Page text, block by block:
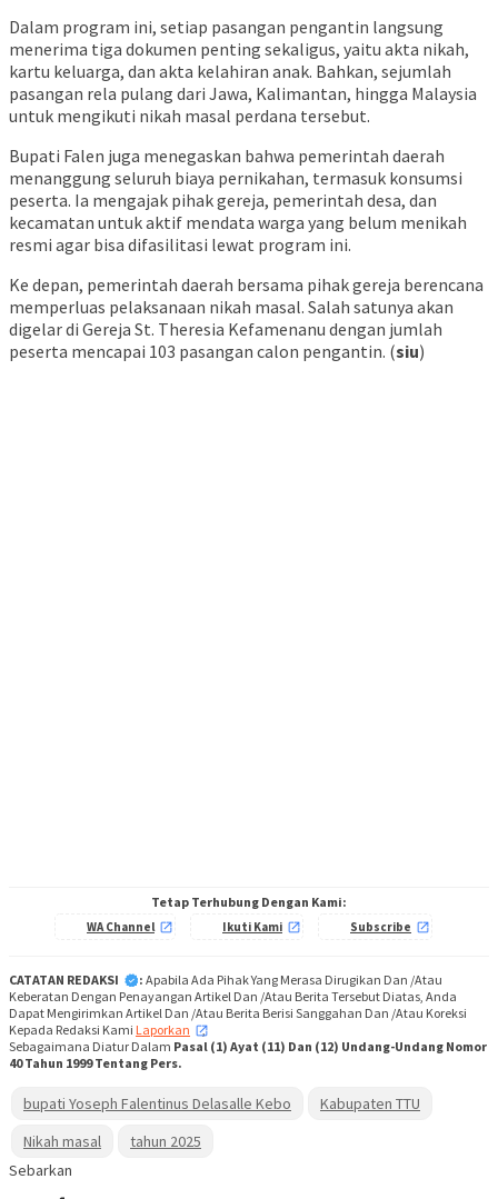
Dalam program ini, setiap pasangan pengantin langsung
menerima tiga dokumen penting sekaligus, yaitu akta nikah,
kartu keluarga, dan akta kelahiran anak. Bahkan, sejumlah
pasangan rela pulang dari Jawa, Kalimantan, hingga Malaysia
untuk mengikuti nikah masal perdana tersebut.
Bupati Falen juga menegaskan bahwa pemerintah daerah
menanggung seluruh biaya pernikahan, termasuk konsumsi
peserta. Ia mengajak pihak gereja, pemerintah desa, dan
kecamatan untuk aktif mendata warga yang belum menikah
resmi agar bisa difasilitasi lewat program ini.
Ke depan, pemerintah daerah bersama pihak gereja berencana
memperluas pelaksanaan nikah masal. Salah satunya akan
digelar di Gereja St. Theresia Kefamenanu dengan jumlah
peserta mencapai 103 pasangan calon pengantin. (siu)
Tetap Terhubung Dengan Kami:
WA Channel Ikuti Kami Subscribe
CATATAN REDAKSI : Apabila Ada Pihak Yang Merasa Dirugikan Dan /Atau
Keberatan Dengan Penayangan Artikel Dan /Atau Berita Tersebut Diatas, Anda
Dapat Mengirimkan Artikel Dan /Atau Berita Berisi Sanggahan Dan /Atau Koreksi
Kepada Redaksi Kami Laporkan
,
Sebagaimana Diatur Dalam Pasal (1) Ayat (11) Dan (12) Undang-Undang Nomor
40 Tahun 1999 Tentang Pers.
bupati Yoseph Falentinus Delasalle Kebo
Kabupaten TTU
Nikah masal
tahun 2025
Sebarkan